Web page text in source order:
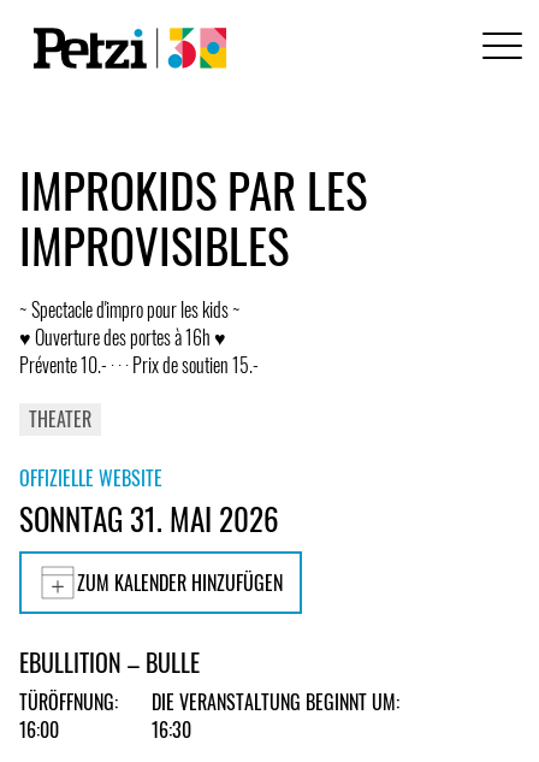
IMPROKIDS PAR LES
IMPROVISIBLES
~ Spectacle d'impro pour les kids ~
♥ Ouverture des portes à 16h ♥
Prévente 10.- · · · Prix de soutien 15.-
THEATER
OFFIZIELLE WEBSITE
SONNTAG 31. MAI 2026
ZUM KALENDER HINZUFÜGEN
EBULLITION – BULLE
TÜRÖFFNUNG:
16:00
DIE VERANSTALTUNG BEGINNT UM:
16:30